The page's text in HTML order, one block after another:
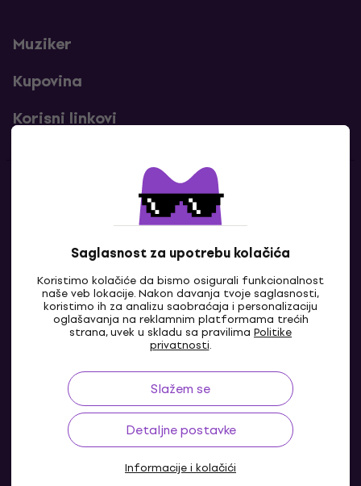
Saglasnost za upotrebu kolačića
Koristimo kolačiće da bismo osigurali funkcionalnost
naše veb lokacije. Nakon davanja tvoje saglasnosti,
koristimo ih za analizu saobraćaja i personalizaciju
oglašavanja na reklamnim platformama trećih
strana, uvek u skladu sa pravilima Politike
privatnosti.
Slažem se
Detaljne postavke
Informacije i kolačići
Muziker
Kupovina
Korisni linkovi
Kontakti
Kontaktiraj nas
RS